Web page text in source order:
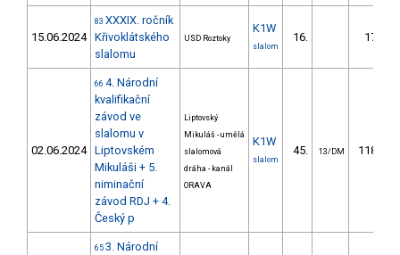
15.06.2024
83 XXXIX. ročník
Křivoklátského
slalomu
USD Roztoky
K1W
slalom
16. 17.07
02.06.2024
66 4. Národní
kvalifikační
závod ve
slalomu v
Liptovském
Mikuláši + 5.
niminační
závod RDJ + 4.
Český p
Liptovský
Mikuláš - umělá
slalomová
dráha - kanál
ORAVA
K1W
slalom
45. 13/DM 118.53
65 3. Národní